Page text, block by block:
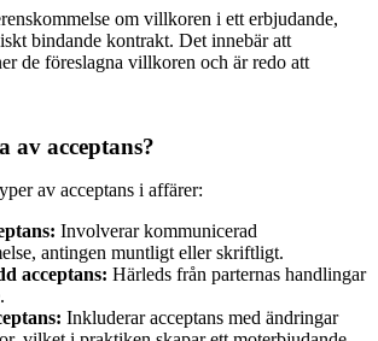
om villkoren i ett erbjudande,
bindande kontrakt. Det innebär att
de föreslagna villkoren och är redo att
av acceptans?
av acceptans i affärer:
Involverar kommunicerad
antingen muntligt eller skriftligt.
acceptans: Härleds från parternas handlingar
Inkluderar acceptans med ändringar